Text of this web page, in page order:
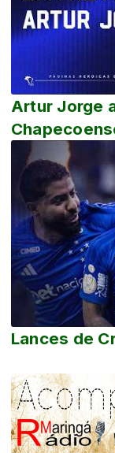
Artur Jorge
Lances de